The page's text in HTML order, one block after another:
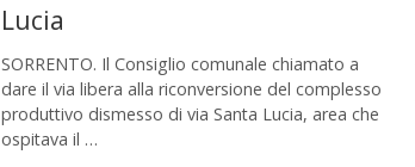
Lucia
SORRENTO. Il Consiglio comunale chiamato a
dare il via libera alla riconversione del complesso
produttivo dismesso di via Santa Lucia, area che
ospitava il …